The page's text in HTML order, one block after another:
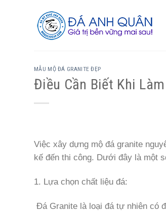
MẪU MỘ ĐÁ GRANITE ĐẸP
Điều Cần Biết Khi
Việc xây dựng mộ đá granite
kế đến thi công. Dưới đây là một
1. Lựa chọn chất liệu đá:
Đá Granite là loại đá tự nhiên có